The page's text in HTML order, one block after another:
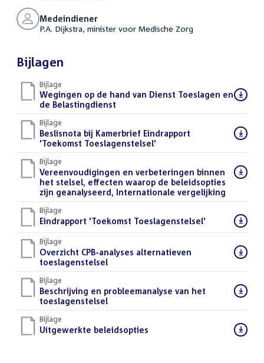
Medeindiener
P.A. Dijkstra, minister voor Medische Zorg
Bijlagen
Bijlage
Download
bestand:
Wegingen op de hand van Dienst Toeslagen en
de Belastingdienst
Bijlage
Download
bestand:
Beslisnota bij Kamerbrief Eindrapport
'Toekomst Toeslagenstelsel'
Bijlage
Download
bestand:
Vereenvoudigingen en verbeteringen binnen
het stelsel, effecten waarop de beleidsopties
zijn geanalyseerd, Internationale vergelijking
Bijlage
Download
bestand:
Eindrapport 'Toekomst Toeslagenstelsel'
Bijlage
Download
bestand:
Overzicht CPB-analyses alternatieven
toeslagenstelsel(PDF)
Bijlage
Download
bestand:
Beschrijving en probleemanalyse van het
toeslagenstelsel(PDF)
Bijlage
Download
Uitgewerkte beleidsopties